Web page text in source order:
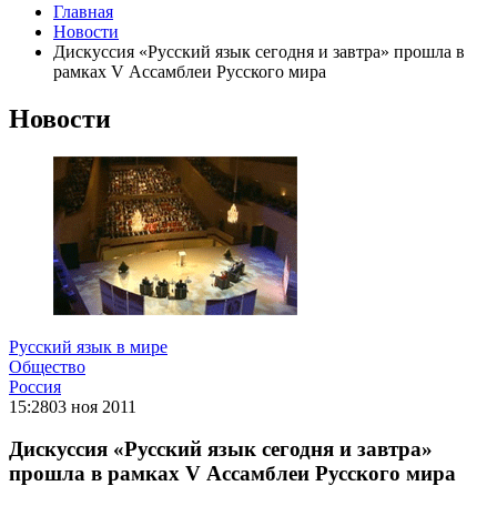
Главная
Новости
Дискуссия «Русский язык сегодня и завтра» прошла в
рамках V Ассамблеи Русского мира
Новости
Русский язык в мире
Общество
Россия
15:2803 ноя 2011
Дискуссия «Русский язык сегодня и завтра»
прошла в рамках V Ассамблеи Русского мира